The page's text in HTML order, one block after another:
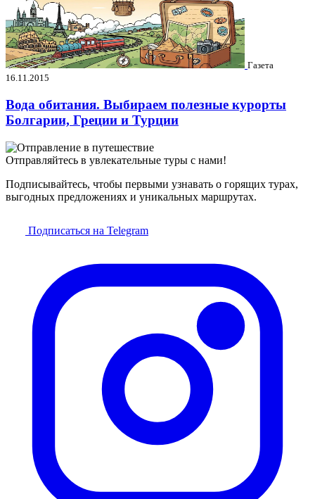
Газета
16.11.2015
Вода обитания. Выбираем полезные курорты
Болгарии, Греции и Турции
Отправляйтесь в увлекательные туры с нами!
Подписывайтесь, чтобы первыми узнавать о горящих турах,
выгодных предложениях и уникальных маршрутах.
Подписаться на Telegram